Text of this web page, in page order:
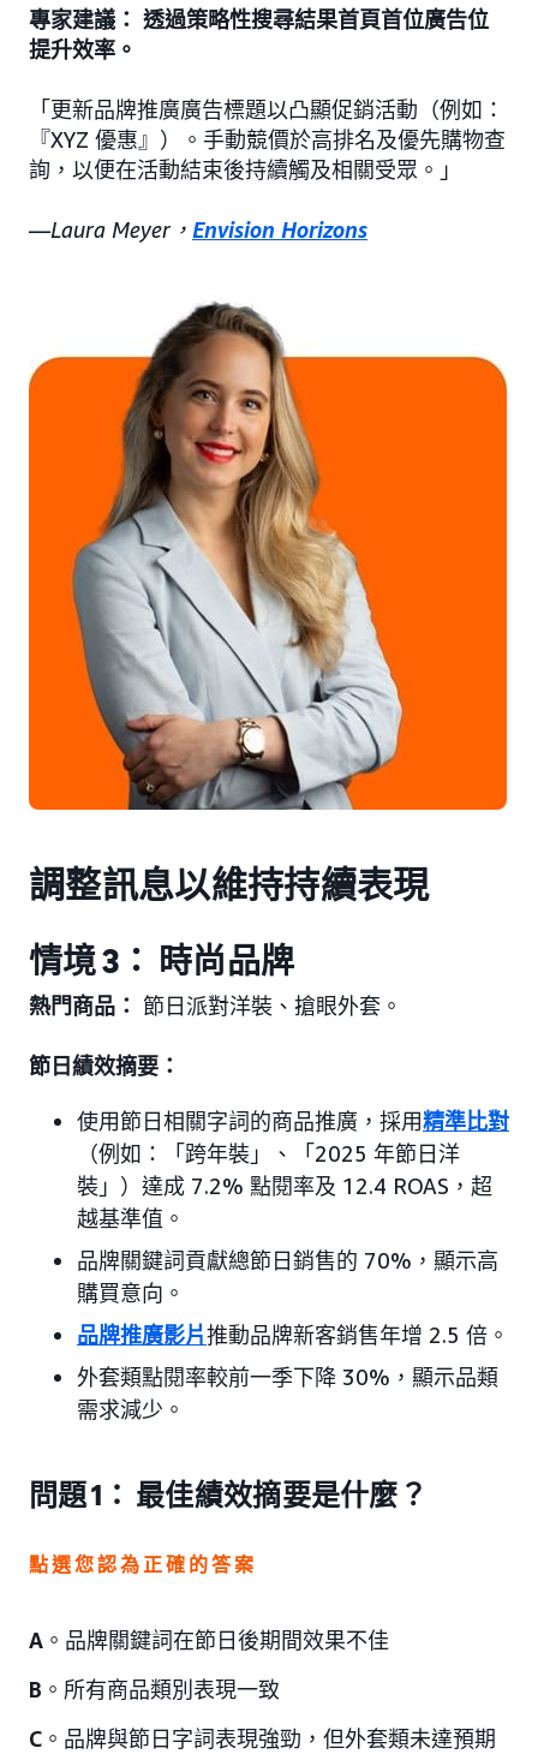
專家建議： 透過策略性搜尋結果首頁首位廣告位
提升效率。
「更新品牌推廣廣告標題以凸顯促銷活動（例如：
『XYZ 優惠』）。手動競價於高排名及優先購物查
詢，以便在活動結束後持續觸及相關受眾。」
—Laura Meyer， Envision Horizons
調整訊息以維持持續表現
情境 3： 時尚品牌
熱門商品： 節日派對洋裝、搶眼外套。
節日績效摘要：
使用節日相關字詞的商品推廣，採用精準比對
（例如：「跨年裝」、「2025 年節日洋
裝」）達成 7.2% 點閱率及 12.4 ROAS，超
越基準值。
品牌關鍵詞貢獻總節日銷售的 70%，顯示高
購買意向。
品牌推廣影片推動品牌新客銷售年增 2.5 倍。
外套類點閱率較前一季下降 30%，顯示品類
需求減少。
問題 1： 最佳績效摘要是什麼？
點選您認為正確的答案
A 。品牌關鍵詞在節日後期間效果不佳
B 。所有商品類別表現一致
C 。品牌與節日字詞表現強勁，但外套類未達預期